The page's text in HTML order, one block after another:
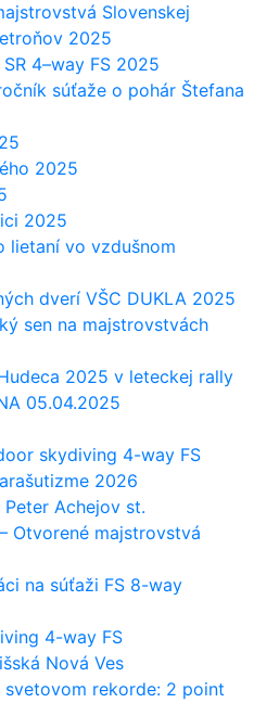
Slovenskej
2025
4–way FS 2025
súťaže o pohár Štefana
2025
2025
lietaní vo vzdušnom
dverí VŠC DUKLA 2025
sen na majstrovstvách
2025 v leteckej rally
05.04.2025
skydiving 4-way FS
2026
Achejov st.
Otvorené majstrovstvá
na súťaži FS 8-way
4-way FS
Nová Ves
svetovom rekorde: 2 point